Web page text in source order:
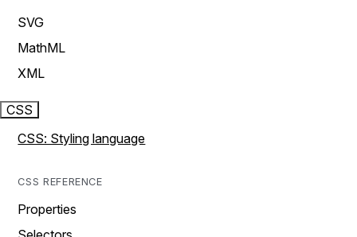
SVG
MathML
XML
CSS
CSS: Styling language
CSS REFERENCE
Properties